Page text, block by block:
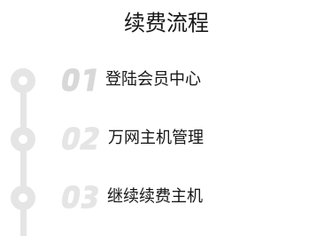
续费流程
登陆会员中心
万网主机管理
继续续费主机